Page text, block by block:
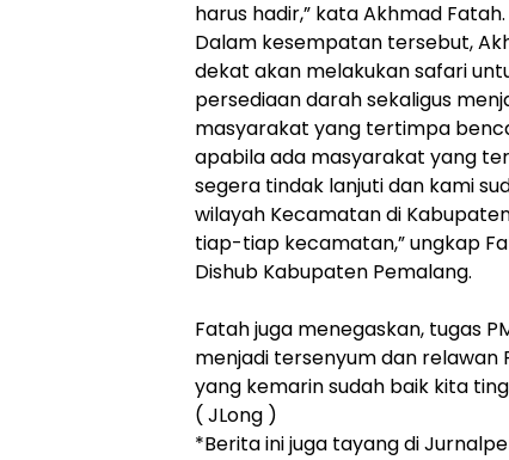
harus hadir,” kata Akhmad Fatah.
Dalam kesempatan tersebut,
dekat akan melakukan safari
persediaan darah sekaligus
masyarakat yang tertimpa
apabila ada masyarakat yang
segera tindak lanjuti dan kami
wilayah Kecamatan di
tiap-tiap kecamatan,” ungkap
Dishub Kabupaten Pemalang.
Fatah juga menegaskan, tugas
menjadi tersenyum dan relawan
yang kemarin sudah baik kita
( JLong )
*Berita ini juga tayang di